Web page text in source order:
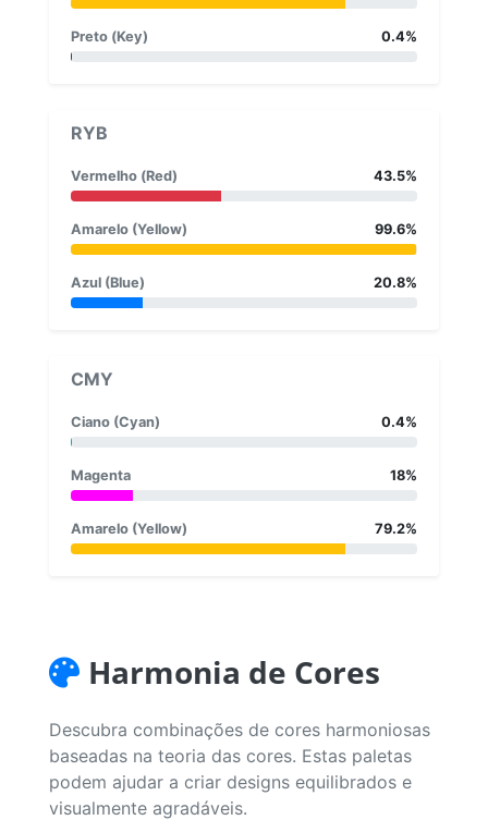
Preto (Key) 0.4%
RYB
Vermelho (Red) 43.5%
Amarelo (Yellow) 99.6%
Azul (Blue) 20.8%
CMY
Ciano (Cyan) 0.4%
Magenta 18%
Amarelo (Yellow) 79.2%
Harmonia de Cores
Descubra combinações de cores harmoniosas
baseadas na teoria das cores. Estas paletas
podem ajudar a criar designs equilibrados e
visualmente agradáveis.